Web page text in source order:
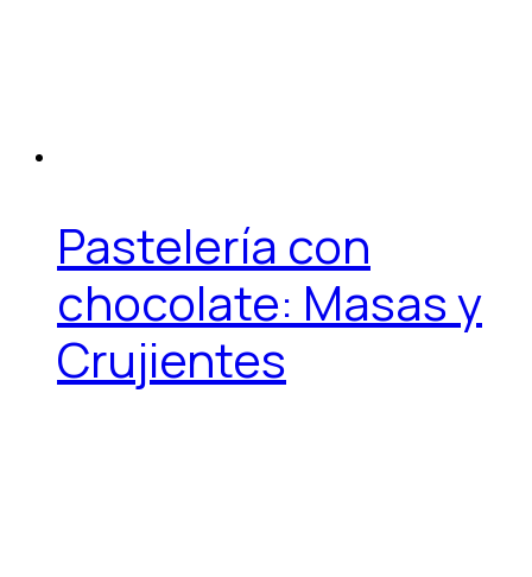
Pastelería con
chocolate: Masas y
Crujientes